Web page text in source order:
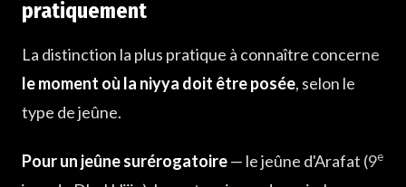
pratiquement
La distinction la plus pratique à connaître concerne
le moment où la niyya doit être posée, selon le
type de jeûne.
Pour un jeûne surérogatoire— le jeûne d'Arafat (9e